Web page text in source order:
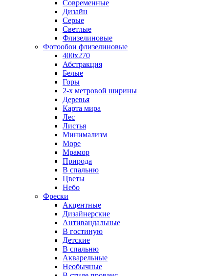
Современные
Дизайн
Серые
Светлые
Флизелиновые
Фотообои флизелиновые
400х270
Абстракция
Белые
Горы
2-х метровой ширины
Деревья
Карта мира
Лес
Листья
Минимализм
Море
Мрамор
Природа
В спальню
Цветы
Небо
Фрески
Акцентные
Дизайнерские
Антивандальные
В гостиную
Детские
В спальню
Акварельные
Необычные